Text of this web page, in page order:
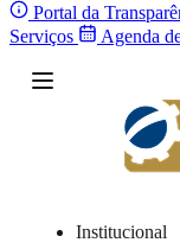
Portal da
Serviços
Agenda
Institucional